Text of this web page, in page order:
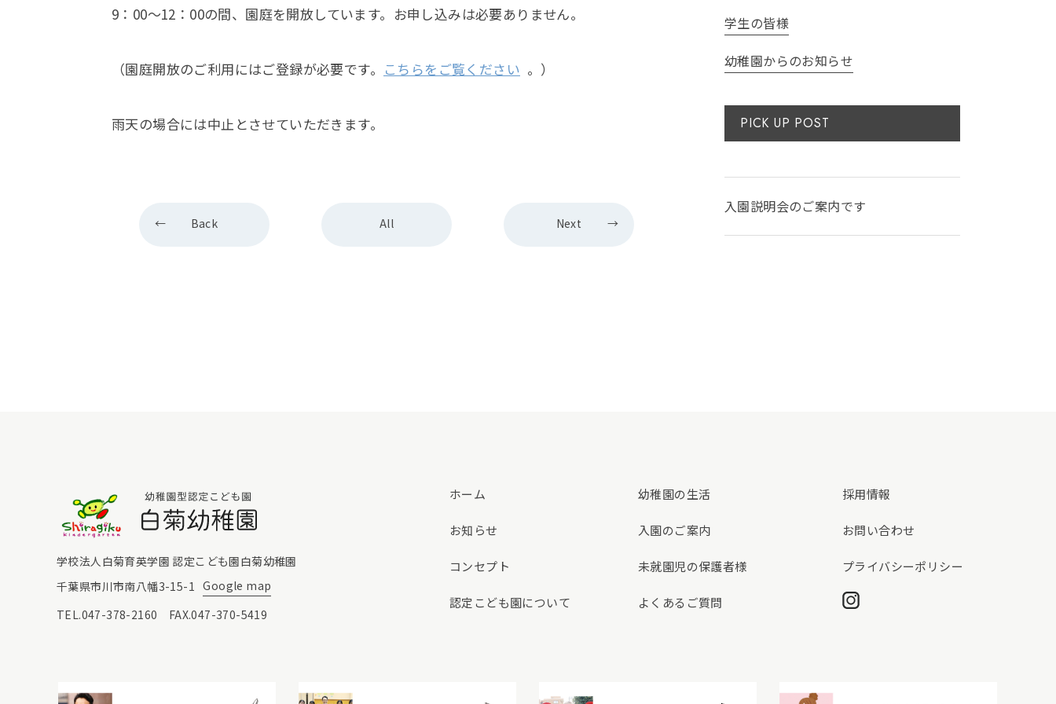
9：00～12：00の間、園庭を開放しています。お申し込みは必要ありません。
（園庭開放のご利用にはご登録が必要です。 こちらをご覧ください 。）
雨天の場合には中止とさせていただきます。
Back All Next
学生の皆様
幼稚園からのお知らせ
PICK UP POST
入園説明会のご案内です
ホーム
お知らせ
コンセプト
認定こども園について
幼稚園の生活
入園のご案内
未就園児の保護者様
よくあるご質問
採用情報
お問い合わせ
プライバシーポリシー
学校法人白菊育英学園 認定こども園白菊幼稚園
千葉県市川市南八幡3-15-1 Google map
TEL.047-378-2160 FAX.047-370-5419